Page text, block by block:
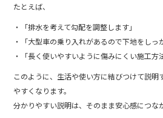
たとえば、
・「排水を考えて勾配を調整します」
・「大型車の乗り入れがあるので下地をしっ
・「長く使いやすいように傷みにくい施工方
このように、生活や使い方に結びつけて説明
やすくなります。
分かりやすい説明は、そのまま安心感につな